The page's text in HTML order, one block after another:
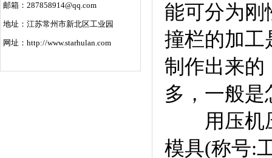
能可分为刚
撞栏的加工
制作出来的
多，一般是
用压机压
模具(称号:
邮箱：287858914@qq.com
地址：江苏常州市新北区工业园
网址：http://www.starhulan.com